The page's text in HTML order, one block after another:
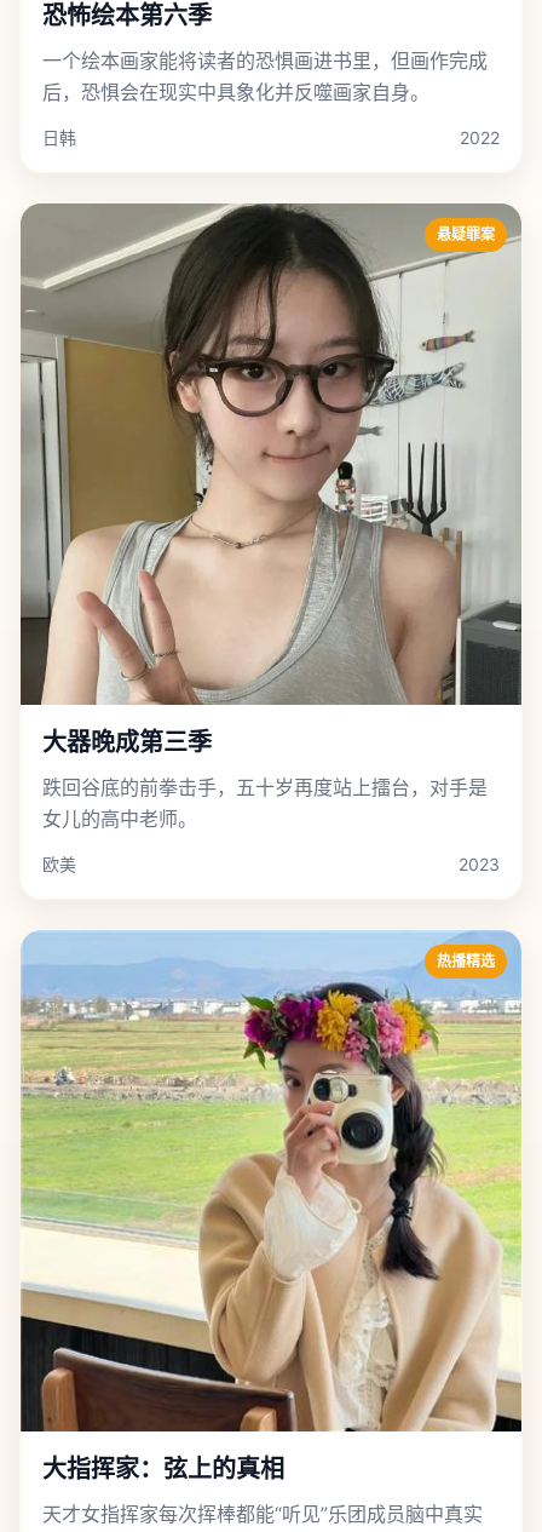
恐怖绘本第六季
一个绘本画家能将读者的恐惧画进书里，但画作完成
后，恐惧会在现实中具象化并反噬画家自身。
日韩 2022
悬疑罪案
大器晚成第三季
跌回谷底的前拳击手，五十岁再度站上擂台，对手是
女儿的高中老师。
欧美 2023
热播精选
大指挥家：弦上的真相
天才女指挥家每次挥棒都能“听见”乐团成员脑中真实